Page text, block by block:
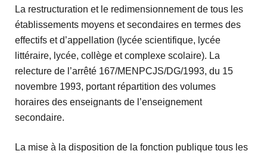
La restructuration et le redimensionnement de tous les
établissements moyens et secondaires en termes des
effectifs et d’appellation (lycée scientifique, lycée
littéraire, lycée, collège et complexe scolaire). La
relecture de l’arrêté 167/MENPCJS/DG/1993, du 15
novembre 1993, portant répartition des volumes
horaires des enseignants de l’enseignement
secondaire.
La mise à la disposition de la fonction publique tous les